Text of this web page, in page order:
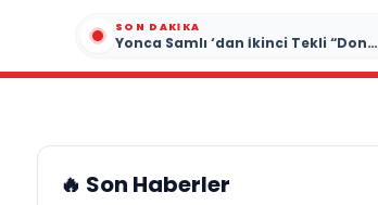
SON DAKIKA
Yonca Samlı ‘dan İkinci Tekli “Donacaksın Sevgilim “ yayımlandı
🔥 Son Haberler